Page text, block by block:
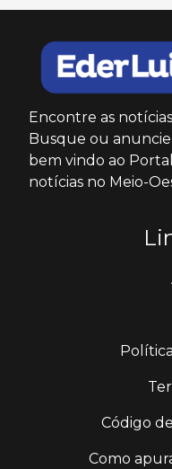
Encontre as
Busque ou anuncie
bem vindo ao
notícias no Meio-
Código
Como